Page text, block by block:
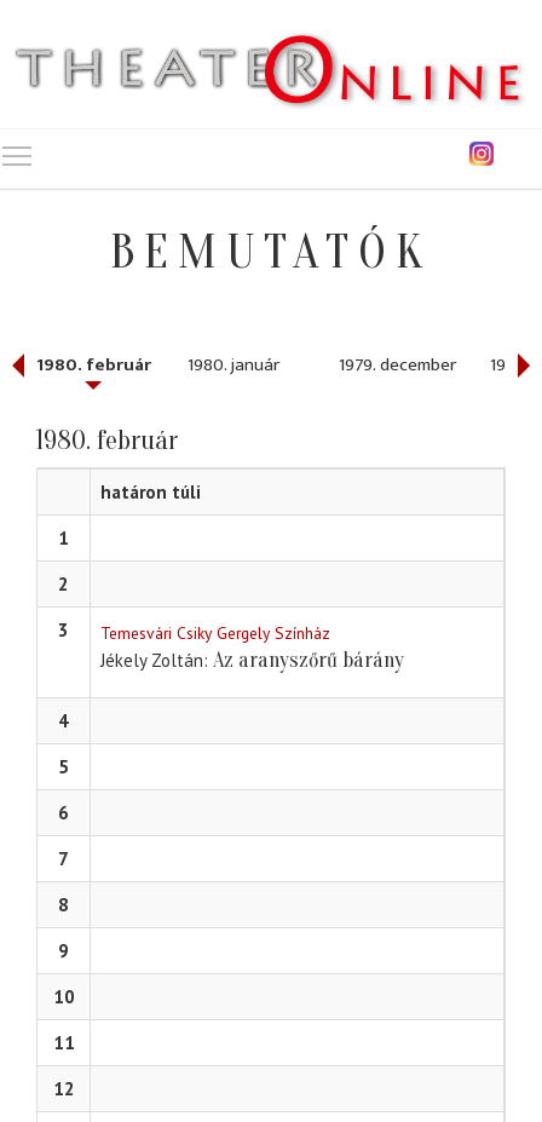
BEMUTATÓK
1980. február 1980. január 1979. december 1979.
1980. február
határon túli
1
2
3
Temesvári Csiky Gergely Színház
Jékely Zoltán Az aranyszőrű bárány
4
5
6
7
8
9
10
11
12